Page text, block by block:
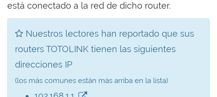
está conectado a la red de dicho router.
Nuestros lectores han reportado que sus
routers TOTOLINK tienen las siguientes
direcciones IP
(los más comunes están más arriba en la lista)